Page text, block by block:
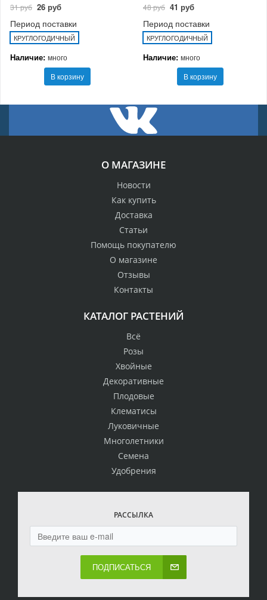
31 руб 26 руб
Период поставки
КРУГЛОГОДИЧНЫЙ
Наличие: много
В корзину
48 руб 41 руб
Период поставки
КРУГЛОГОДИЧНЫЙ
Наличие: много
В корзину
О МАГАЗИНЕ
Новости
Как купить
Доставка
Статьи
Помощь покупателю
О магазине
Отзывы
Контакты
КАТАЛОГ РАСТЕНИЙ
Всё
Розы
Хвойные
Декоративные
Плодовые
Клематисы
Луковичные
Многолетники
Семена
Удобрения
РАССЫЛКА
ПОДПИСАТЬСЯ